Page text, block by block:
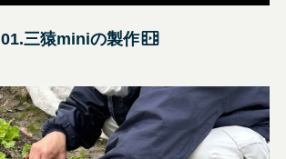
01.三猿miniの製作